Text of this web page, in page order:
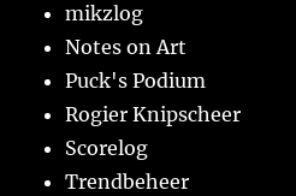
mikzlog
Notes on Art
Puck's Podium
Rogier Knipscheer
Scorelog
Trendbeheer